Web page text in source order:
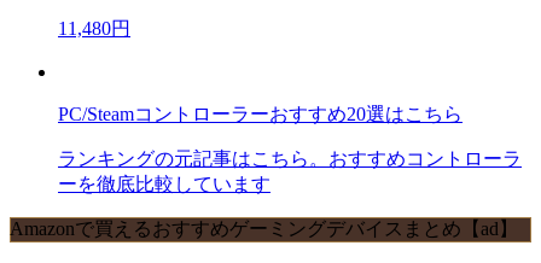
11,480円
PC/Steamコントローラーおすすめ20選はこちら
ランキングの元記事はこちら。おすすめコントローラ
ーを徹底比較しています
Amazonで買えるおすすめゲーミングデバイスまとめ【ad】